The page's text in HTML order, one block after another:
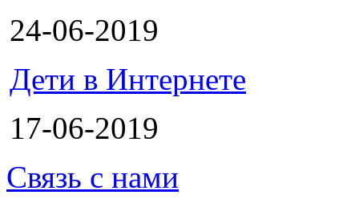
24-06-2019
Дети в Интернете
17-06-2019
Связь с нами